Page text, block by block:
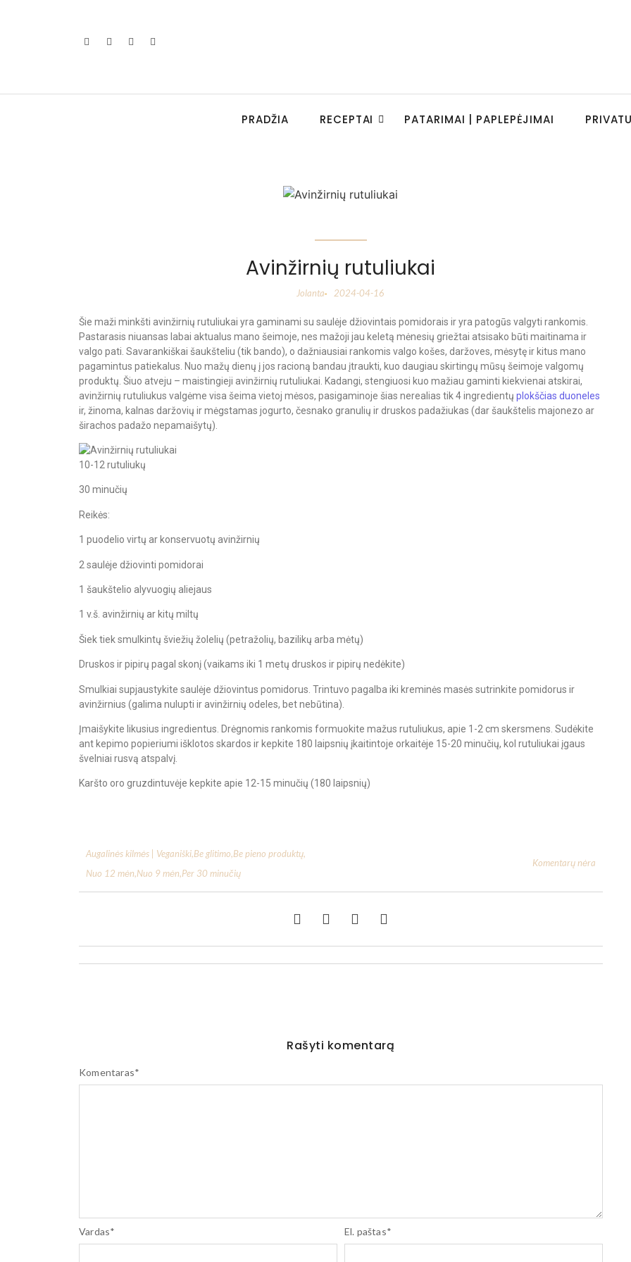
PRADŽIA RECEPTAI PATARIMAI | PAPLEPĖJIMAI
Avinžirnių rutuliukai
Jolanta- 2024-04-16
Šie maži minkšti avinžirnių rutuliukai yra gaminami su saulėje džiovintais pomidorais ir yra patogūs valgyti rankomis.
Pastarasis niuansas labai aktualus mano šeimoje, nes mažoji jau keletą mėnesių griežtai atsisako būti maitinama ir
valgo pati. Savarankiškai šaukšteliu (tik bando), o dažniausiai rankomis valgo košes, daržoves, mėsytę ir kitus mano
pagamintus patiekalus. Nuo mažų dienų į jos racioną bandau įtraukti, kuo daugiau skirtingų mūsų šeimoje valgomų
produktų. Šiuo atveju – maistingieji avinžirnių rutuliukai. Kadangi, stengiuosi kuo mažiau gaminti kiekvienai atskirai,
avinžirnių rutuliukus valgėme visa šeima vietoj mėsos, pasigaminoje šias nerealias tik 4 ingredientų plokščias duoneles
ir, žinoma, kalnas daržovių ir mėgstamas jogurto, česnako granulių ir druskos padažiukas (dar šaukštelis majonezo ar
širachos padažo nepamaišytų).
10-12 rutuliukų
30 minučių
Reikės:
1 puodelio virtų ar konservuotų avinžirnių
2 saulėje džiovinti pomidorai
1 šaukštelio alyvuogių aliejaus
1 v.š. avinžirnių ar kitų miltų
Šiek tiek smulkintų šviežių žolelių (petražolių, bazilikų arba mėtų)
Druskos ir pipirų pagal skonį (vaikams iki 1 metų druskos ir pipirų nedėkite)
Smulkiai supjaustykite saulėje džiovintus pomidorus. Trintuvo pagalba iki kreminės masės sutrinkite pomidorus ir
avinžirnius (galima nulupti ir avinžirnių odeles, bet nebūtina).
Įmaišykite likusius ingredientus. Drėgnomis rankomis formuokite mažus rutuliukus, apie 1-2 cm skersmens. Sudėkite
ant kepimo popieriumi išklotos skardos ir kepkite 180 laipsnių įkaitintoje orkaitėje 15-20 minučių, kol rutuliukai įgaus
švelniai rusvą atspalvį.
Karšto oro gruzdintuvėje kepkite apie 12-15 minučių (180 laipsnių)
Augalinės kilmės | Veganiški,Be glitimo,Be pieno produktų,
Nuo 12 mėn,Nuo 9 mėn,Per 30 minučių
Komentarų nėra
Rašyti komentarą
Komentaras*
Vardas* El. paštas*